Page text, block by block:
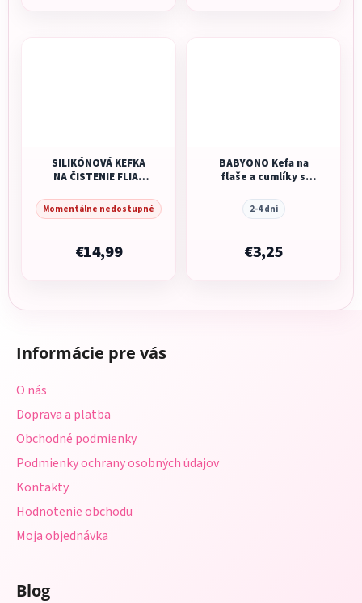
SILIKÓNOVÁ KEFKA
NA ČISTENIE FLIAŠ
Momentálne nedostupné
€14,99
BABYONO Kefa na
fľaše a cumlíky s
2-4 dni
€3,25
Informácie pre vás
O nás
Doprava a platba
Obchodné podmienky
Podmienky ochrany osobných údajov
Kontakty
Hodnotenie obchodu
Moja objednávka
Blog